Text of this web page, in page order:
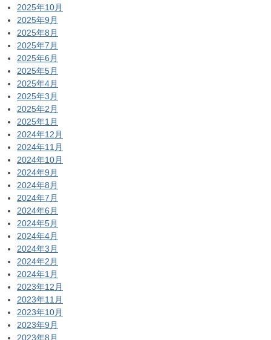
2025年10月
2025年9月
2025年8月
2025年7月
2025年6月
2025年5月
2025年4月
2025年3月
2025年2月
2025年1月
2024年12月
2024年11月
2024年10月
2024年9月
2024年8月
2024年7月
2024年6月
2024年5月
2024年4月
2024年3月
2024年2月
2024年1月
2023年12月
2023年11月
2023年10月
2023年9月
2023年8月